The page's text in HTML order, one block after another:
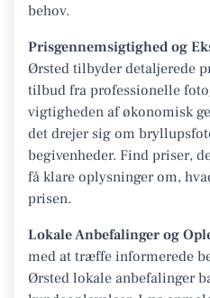
behov.
Prisgennemsigtighed og
Ørsted tilbyder detaljerede
tilbud fra professionelle
vigtigheden af økonomisk
det drejer sig om
begivenheder. Find priser,
få klare oplysninger om,
prisen.
Lokale Anbefalinger og
med at træffe informerede
Ørsted lokale anbefalinger